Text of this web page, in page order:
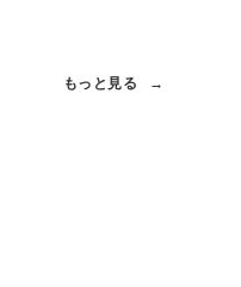
もっと見る